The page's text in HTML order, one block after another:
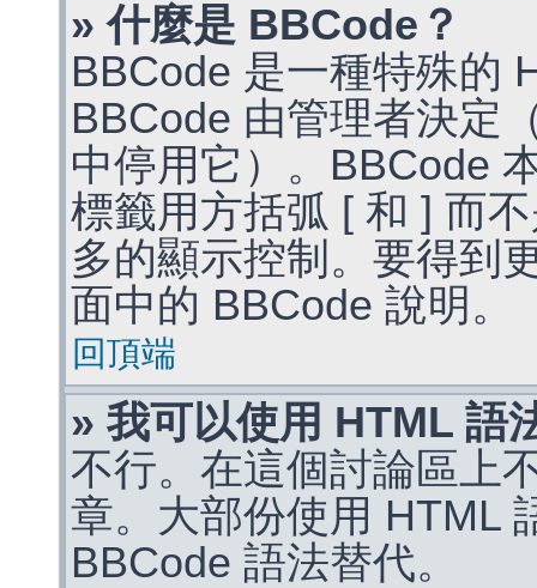
» 什麼是 BBCode？
BBCode 是一種特殊的
BBCode 由管理者決定
中停用它）。BBCode
標籤用方括弧 [ 和 ] 而
多的顯示控制。要得到
面中的 BBCode 說明。
回頂端
» 我可以使用 HTML 語
不行。在這個討論區上
章。大部份使用 HTML
BBCode 語法替代。